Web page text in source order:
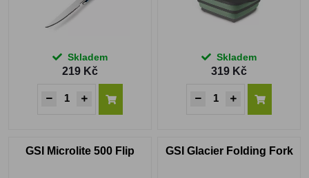
Skladem
219 Kč
Skladem
319 Kč
GSI Microlite 500 Flip GSI Glacier Folding Fork